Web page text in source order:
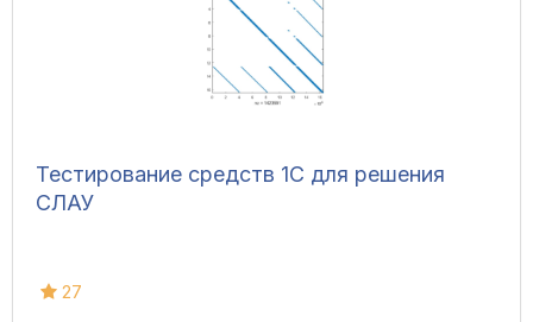
Тестирование средств 1С для решения
СЛАУ
27